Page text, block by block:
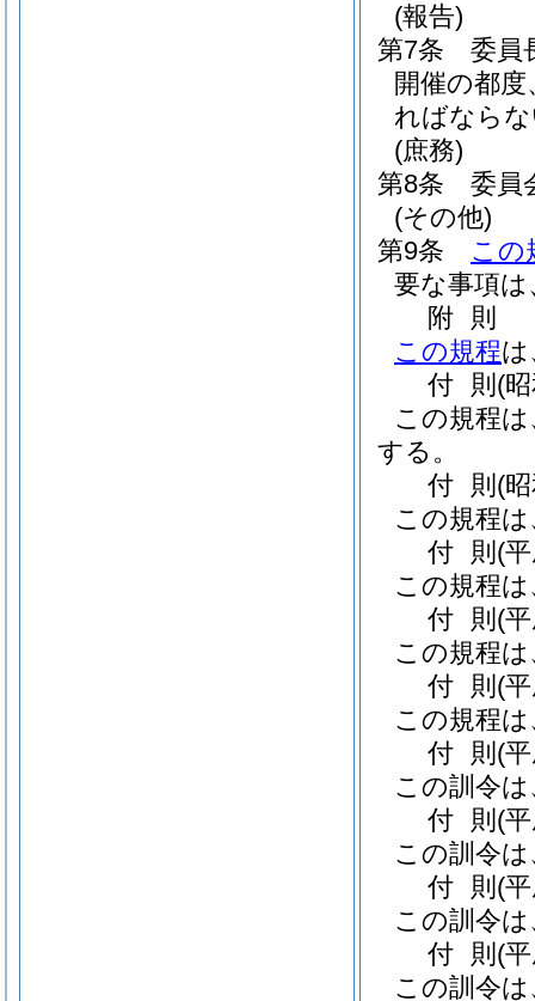
(報告)
第7条
委員
開催の都
ればなら
(庶務)
第8条
委員
(その他)
第9条
この
要な事項
附 則
この規程は
付 則 (
この規程
する。
付 則 (
この規程
付 則 (
この規程
付 則 (
この規程
付 則 (
この規程
付 則 (
この訓令
付 則 (
この訓令
付 則 (
この訓令
付 則 (
この訓令